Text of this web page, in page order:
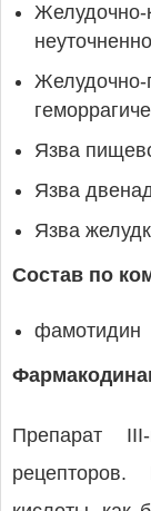
Желудочно-
Язва
Язва
Язва
Состав по
фамотидин
Препарат